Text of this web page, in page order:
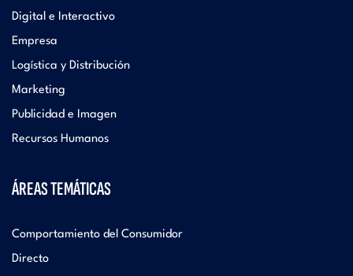
Digital e Interactivo
Empresa
Logística y Distribución
Marketing
Publicidad e Imagen
Recursos Humanos
ÁREAS TEMÁTICAS
Comportamiento del Consumidor
Directo